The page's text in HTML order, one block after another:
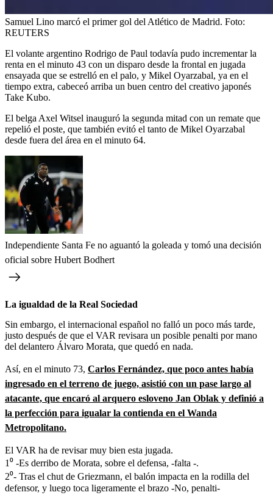
Samuel Lino marcó el primer gol del Atlético de Madrid. Foto:
REUTERS
El volante argentino Rodrigo de Paul todavía pudo incrementar la
renta en el minuto 43 con un disparo desde la frontal en jugada
ensayada que se estrelló en el palo, y Mikel Oyarzabal, ya en el
tiempo extra, cabeceó arriba un buen centro del creativo japonés
Take Kubo.
El belga Axel Witsel inauguró la segunda mitad con un remate que
repelió el poste, que también evitó el tanto de Mikel Oyarzabal
desde fuera del área en el minuto 64.
Independiente Santa Fe no aguantó la goleada y tomó una decisión
oficial sobre Hubert Bodhert
La igualdad de la Real Sociedad
Sin embargo, el internacional español no falló un poco más tarde,
justo después de que el VAR revisara un posible penalti por mano
del delantero Álvaro Morata, que quedó en nada.
Así, en el minuto 73, Carlos Fernández, que poco antes había
ingresado en el terreno de juego, asistió con un pase largo al
atacante, que encaró al arquero esloveno Jan Oblak y definió a
la perfección para igualar la contienda en el Wanda
Metropolitano.
El VAR ha de revisar muy bien esta jugada.
1⁰ -Es derribo de Morata, sobre el defensa, -falta -.
2⁰- Tras el chut de Griezmann, el balón impacta en la rodilla del
defensor, y luego toca ligeramente el brazo -No, penalti-